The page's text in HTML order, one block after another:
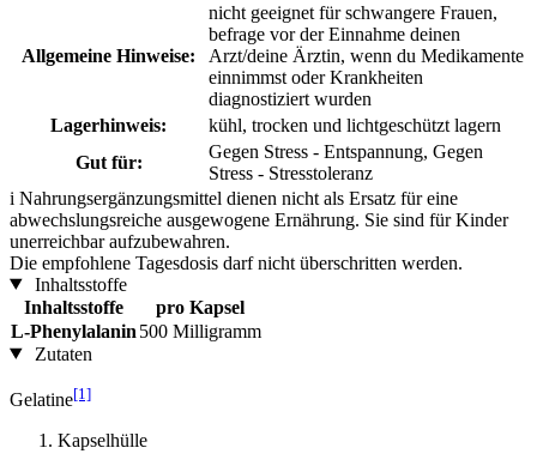
Allgemeine Hinweise:
nicht geeignet für schwangere Frauen,
befrage vor der Einnahme deinen
Arzt/deine Ärztin, wenn du Medikamente
einnimmst oder Krankheiten
diagnostiziert wurden
Lagerhinweis:
kühl, trocken und lichtgeschützt lagern
Gut für:
Gegen Stress - Entspannung, Gegen
Stress - Stresstoleranz
i Nahrungsergänzungsmittel dienen nicht als Ersatz für eine
abwechslungsreiche ausgewogene Ernährung. Sie sind für Kinder
unerreichbar aufzubewahren.
Die empfohlene Tagesdosis darf nicht überschritten werden.
Inhaltsstoffe
Inhaltsstoffe
pro Kapsel
L-Phenylalanin 500 Milligramm
Zutaten
Gelatine[1]
Kapselhülle